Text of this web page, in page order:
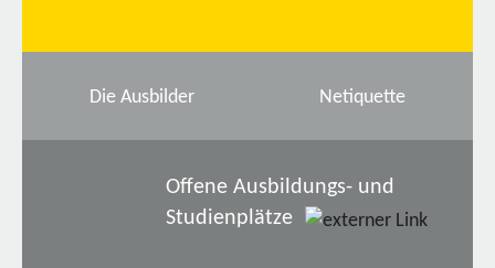
Die Ausbilder Netiquette
Offene Ausbildungs- und
Studienplätze